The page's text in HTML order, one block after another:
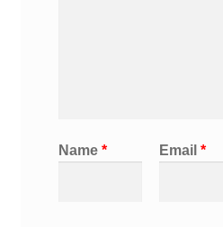
Name * Email*